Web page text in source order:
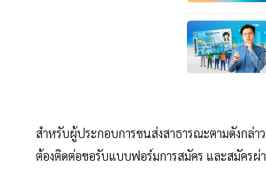
สำหรับผู้ประกอบการขนส่งสาธารณะตามดังกล่
ต้องติดต่อขอรับแบบฟอร์มการสมัคร และสมัครผ่